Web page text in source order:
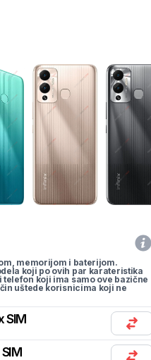
memorijom i baterijom.
koji po ovih par karateristika
koji ima samo ove bazične
uštede korisnicima koji ne
SIM